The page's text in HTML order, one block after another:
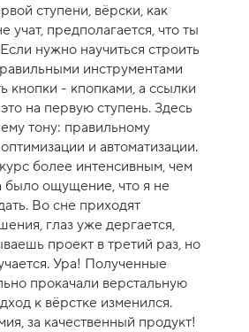
ступени, вёрски, как
учат, предполагается, что ты
нужно научиться строить
инструментами
кнопки - кпопками, а ссылки
на первую ступень. Здесь
тону: правильному
и автоматизации.
более интенсивным, чем
было ощущение, что я не
Во сне приходят
глаз уже дергается,
проект в третий раз, но
Ура! Полученные
прокачали верстальную
к вёрстке изменился.
за качественный продукт!